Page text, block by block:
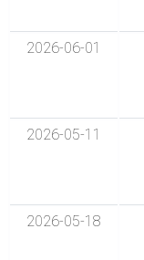
2026-06-01
2026-05-11
2026-05-18